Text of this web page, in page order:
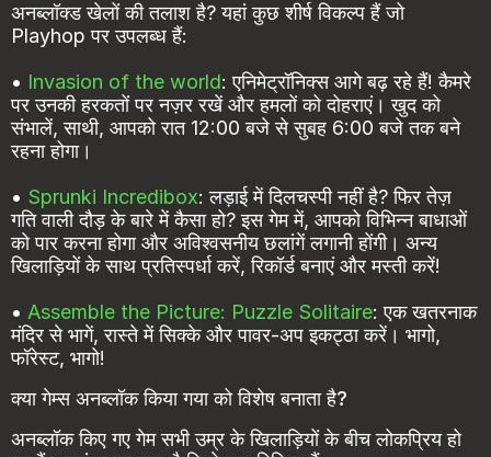
अनब्लॉक्ड खेलों की तलाश है? यहां कुछ शीर्ष विकल्प हैं जो
Playhop पर उपलब्ध हैं:
• Invasion of the world: एनिमेट्रॉनिक्स आगे बढ़ रहे हैं! कैमरे
पर उनकी हरकतों पर नज़र रखें और हमलों को दोहराएं। खुद को
संभालें, साथी, आपको रात 12:00 बजे से सुबह 6:00 बजे तक बने
रहना होगा।
• Sprunki Incredibox: लड़ाई में दिलचस्पी नहीं है? फिर तेज़
गति वाली दौड़ के बारे में कैसा हो? इस गेम में, आपको विभिन्न बाधाओं
को पार करना होगा और अविश्वसनीय छलांगें लगानी होंगी। अन्य
खिलाड़ियों के साथ प्रतिस्पर्धा करें, रिकॉर्ड बनाएं और मस्ती करें!
• Assemble the Picture: Puzzle Solitaire: एक खतरनाक
मंदिर से भागें, रास्ते में सिक्के और पावर-अप इकट्ठा करें। भागो,
फॉरेस्ट, भागो!
क्या गेम्स अनब्लॉक किया गया को विशेष बनाता है?
अनब्लॉक किए गए गेम सभी उम्र के खिलाड़ियों के बीच लोकप्रिय हो